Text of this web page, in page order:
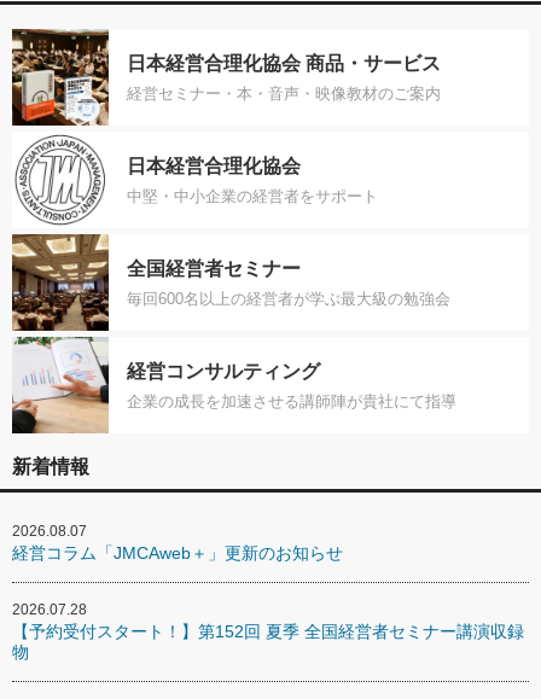
日本経営合理化協会 商品・サービス
経営セミナー・本・音声・映像教材のご案内
日本経営合理化協会
中堅・中小企業の経営者をサポート
全国経営者セミナー
毎回600名以上の経営者が学ぶ最大級の勉強会
経営コンサルティング
企業の成長を加速させる講師陣が貴社にて指導
新着情報
2026.08.07
経営コラム「JMCAweb＋」更新のお知らせ
2026.07.28
【予約受付スタート！】第152回 夏季 全国経営者セミナー講演収録
物